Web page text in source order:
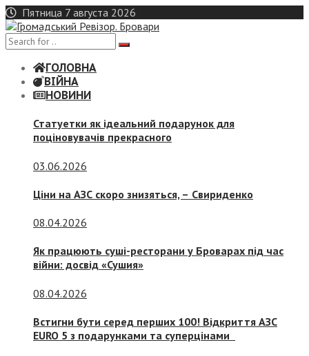
Skip
to
content
Пятница 7 августа 2026
ГОЛОВНА
ВІЙНА
НОВИНИ
Статуетки як ідеальний подарунок для
поціновувачів прекрасного
03.06.2026
Ціни на АЗС скоро знизяться, – Свириденко
08.04.2026
Як працюють суші-ресторани у Броварах під час
війни: досвід «Сушия»
08.04.2026
Встигни бути серед перших 100! Відкриття АЗС
EURO 5 з подарунками та суперцінами